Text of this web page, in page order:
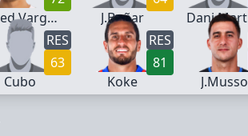
Obed Vargas
J.Boñar
RES
63
Cubo
RES
81
Koke
J.Musso